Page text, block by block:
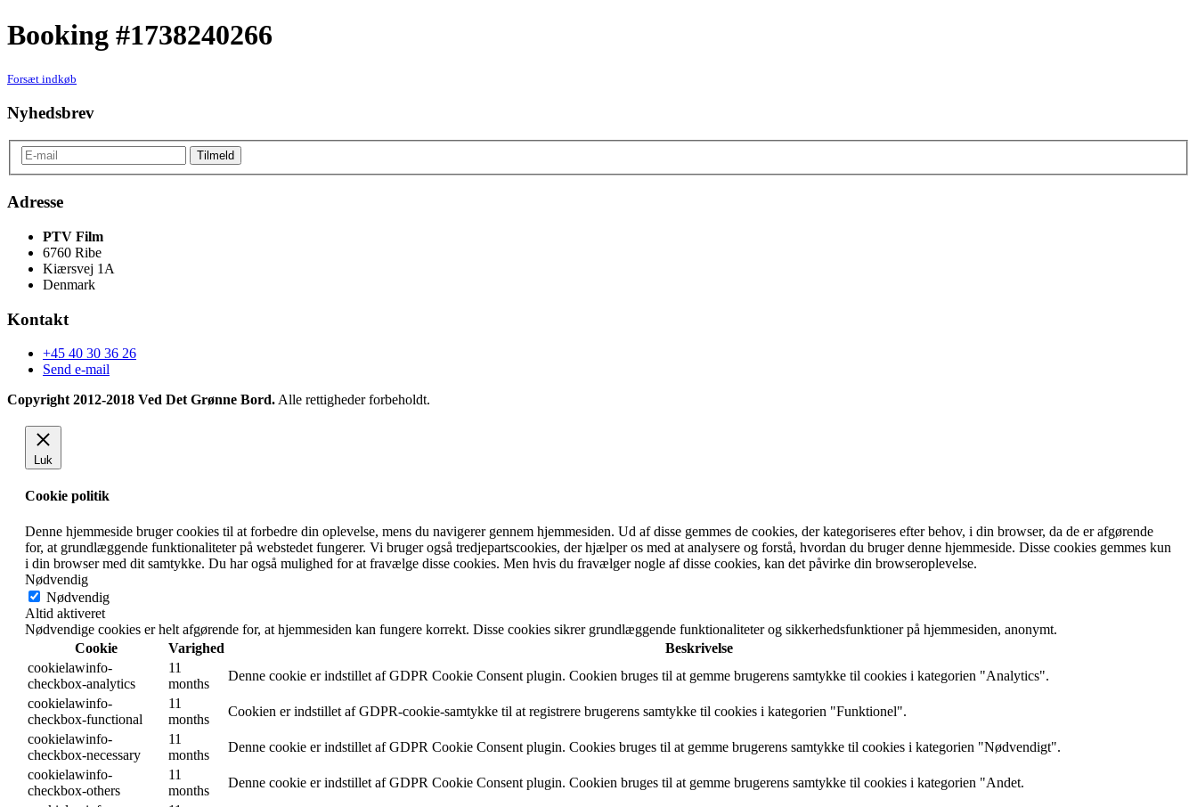
Booking #1738240266
Forsæt indkøb
Nyhedsbrev
Adresse
PTV Film
6760 Ribe
Kiærsvej 1A
Denmark
Kontakt
+45 40 30 36 26
Send e-mail
Copyright 2012-2018 Ved Det Grønne Bord. Alle rettigheder forbeholdt.
Luk
Cookie politik
Denne hjemmeside bruger cookies til at forbedre din oplevelse, mens du navigerer gennem hjemmesiden. Ud af disse gemmes de cookies, der kategoriseres efter behov, i din browser, da de er afgørende
for, at grundlæggende funktionaliteter på webstedet fungerer. Vi bruger også tredjepartscookies, der hjælper os med at analysere og forstå, hvordan du bruger denne hjemmeside. Disse cookies gemmes kun
i din browser med dit samtykke. Du har også mulighed for at fravælge disse cookies. Men hvis du fravælger nogle af disse cookies, kan det påvirke din browseroplevelse.
Nødvendig
Nødvendig
Altid aktiveret
Nødvendige cookies er helt afgørende for, at hjemmesiden kan fungere korrekt. Disse cookies sikrer grundlæggende funktionaliteter og sikkerhedsfunktioner på hjemmesiden, anonymt.
Cookie
Varighed
Beskrivelse
cookielawinfo-
checkbox-analytics
11
months
Denne cookie er indstillet af GDPR Cookie Consent plugin. Cookien bruges til at gemme brugerens samtykke til cookies i kategorien "Analytics".
cookielawinfo-
checkbox-functional
11
months
Cookien er indstillet af GDPR-cookie-samtykke til at registrere brugerens samtykke til cookies i kategorien "Funktionel".
cookielawinfo-
checkbox-necessary
11
months
Denne cookie er indstillet af GDPR Cookie Consent plugin. Cookies bruges til at gemme brugerens samtykke til cookies i kategorien "Nødvendigt".
cookielawinfo-
checkbox-others
11
months
Denne cookie er indstillet af GDPR Cookie Consent plugin. Cookien bruges til at gemme brugerens samtykke til cookies i kategorien "Andet.